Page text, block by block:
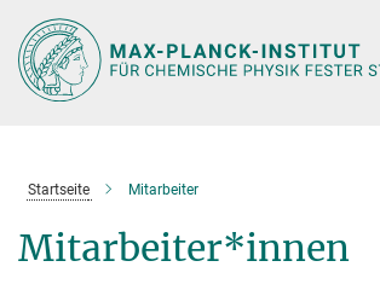
Hauptinhalt
Startseite Mitarbeiter
Mitarbeiter*innen